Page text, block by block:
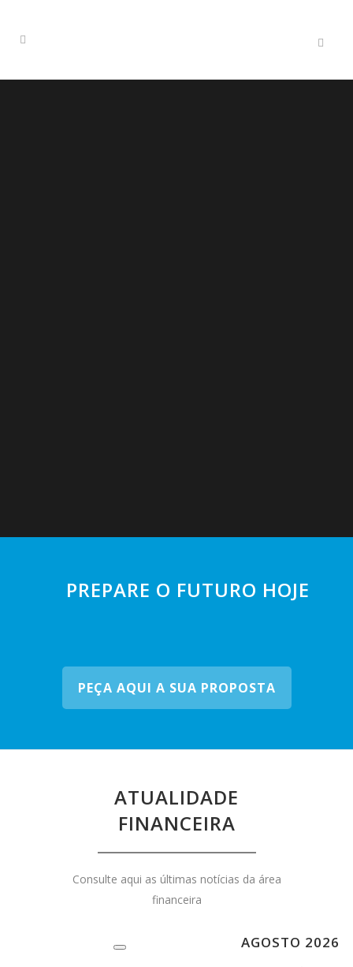
PREPARE O FUTURO HOJE
PEÇA AQUI A SUA PROPOSTA
ATUALIDADE
FINANCEIRA
Consulte aqui as últimas notícias da área
financeira
AGOSTO 2026